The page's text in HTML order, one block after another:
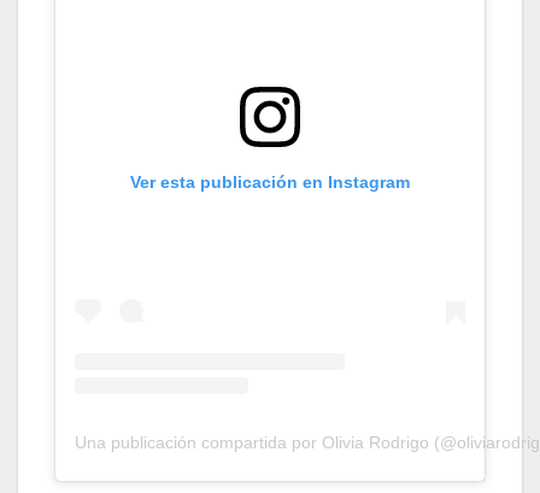
Ver esta publicación en Instagram
Una publicación compartida por Olivia Rodrigo